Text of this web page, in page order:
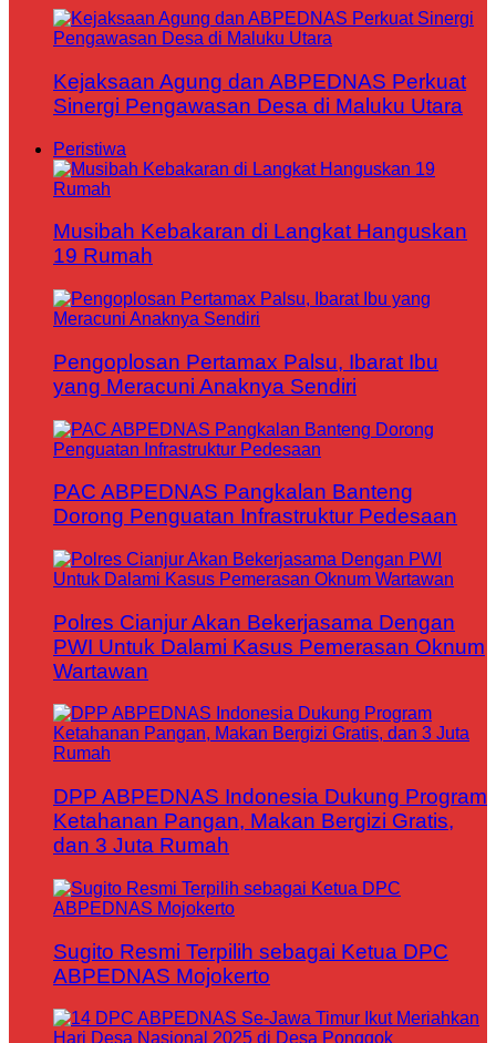
Kejaksaan Agung dan ABPEDNAS Perkuat
Sinergi Pengawasan Desa di Maluku Utara
Peristiwa
Musibah Kebakaran di Langkat Hanguskan
19 Rumah
Pengoplosan Pertamax Palsu, Ibarat Ibu
yang Meracuni Anaknya Sendiri
PAC ABPEDNAS Pangkalan Banteng
Dorong Penguatan Infrastruktur Pedesaan
Polres Cianjur Akan Bekerjasama Dengan
PWI Untuk Dalami Kasus Pemerasan Oknum
Wartawan
DPP ABPEDNAS Indonesia Dukung Program
Ketahanan Pangan, Makan Bergizi Gratis,
dan 3 Juta Rumah
Sugito Resmi Terpilih sebagai Ketua DPC
ABPEDNAS Mojokerto